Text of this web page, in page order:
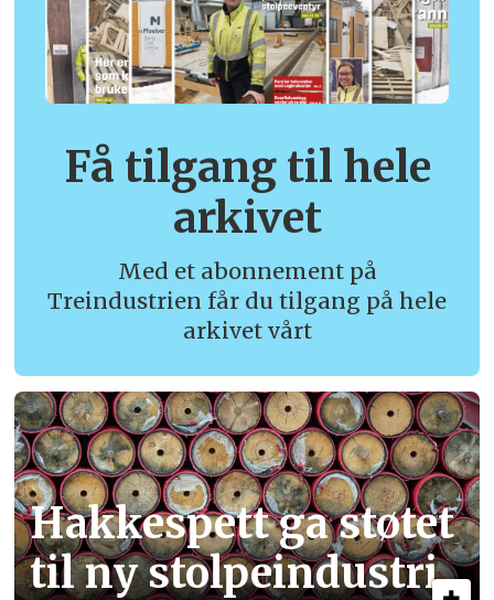
Få tilgang til hele
arkivet
Med et abonnement på
Treindustrien får du tilgang på hele
arkivet vårt
Hakkespett ga støtet
til ny stolpe­industri